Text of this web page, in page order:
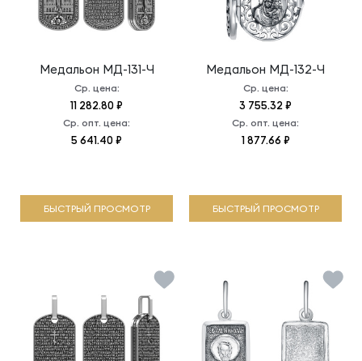
Медальон МД-131-Ч
Ср. цена:
11 282.80 ₽
Ср. опт. цена:
5 641.40 ₽
БЫСТРЫЙ ПРОСМОТР
Медальон МД-132-Ч
Ср. цена:
3 755.32 ₽
Ср. опт. цена:
1 877.66 ₽
БЫСТРЫЙ ПРОСМОТР